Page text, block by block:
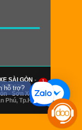
1
hỗ trợ?
SÀI GÒN -
9039
-
Sơn Xe Sài
Phú, Tp.HCM